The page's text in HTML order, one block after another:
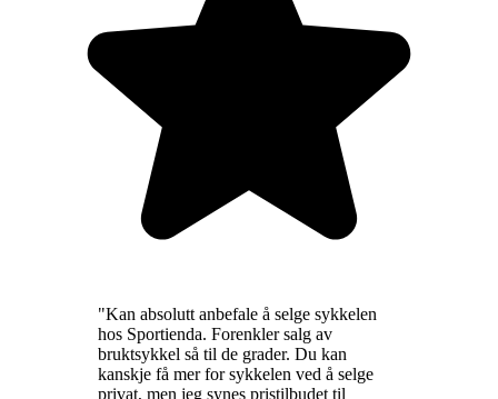
"Kan absolutt anbefale å selge sykkelen
hos Sportienda. Forenkler salg av
bruktsykkel så til de grader. Du kan
kanskje få mer for sykkelen ved å selge
privat, men jeg synes pristilbudet til